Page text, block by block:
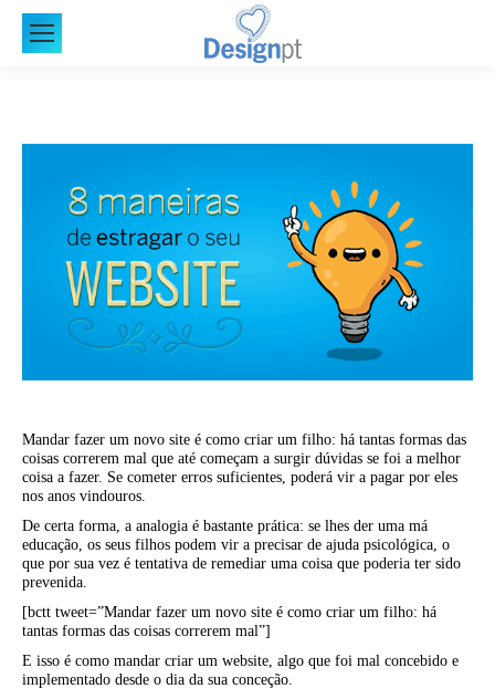
Mandar fazer um novo site é como criar um filho: há tantas formas das
coisas correrem mal que até começam a surgir dúvidas se foi a melhor
coisa a fazer. Se cometer erros suficientes, poderá vir a pagar por eles
nos anos vindouros.
De certa forma, a analogia é bastante prática: se lhes der uma má
educação, os seus filhos podem vir a precisar de ajuda psicológica, o
que por sua vez é tentativa de remediar uma coisa que poderia ter sido
prevenida.
[bctt tweet=”Mandar fazer um novo site é como criar um filho: há
tantas formas das coisas correrem mal”]
E isso é como mandar criar um website, algo que foi mal concebido e
implementado desde o dia da sua conceção.